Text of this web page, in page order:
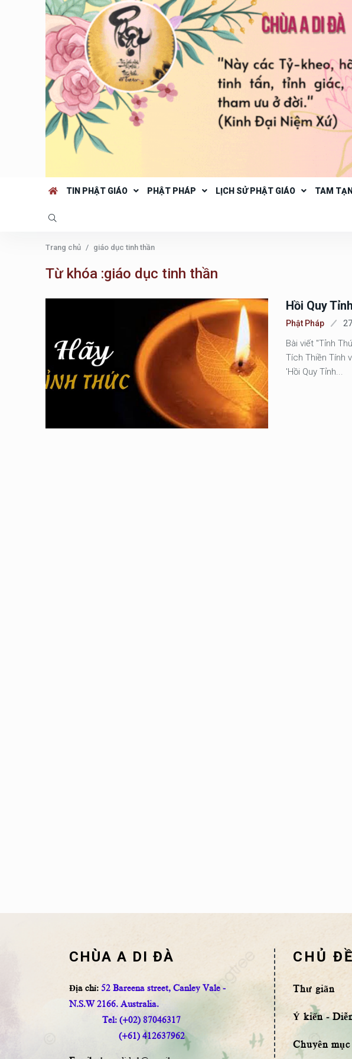
TIN PHẬT GIÁO PHẬT PHÁP LỊCH SỬ PHẬT GIÁO TAM
Trang chủ giáo dục tinh thần
Từ khóa :giáo dục tinh thần
Hồi Quy
Phật Pháp
Bài viết "Tỉnh
Tích Thiền Tính
'Hồi Quy Tỉnh...
CHÙA A DI ĐÀ
Địa chỉ: 52 Bareena street, Canley Vale -
N.S.W 2166. Australia.
Tel: (+02) 87046317
(+61) 412637962
CHỦ
Thư giãn
Ý kiến -
Chuyên